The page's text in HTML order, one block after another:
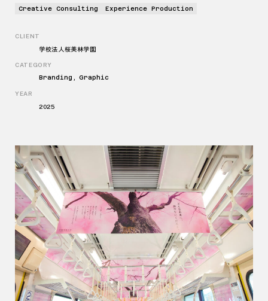
Creative Consulting Experience Production
CLIENT
学校法人桜美林学園
CATEGORY
Branding, Graphic
YEAR
2025